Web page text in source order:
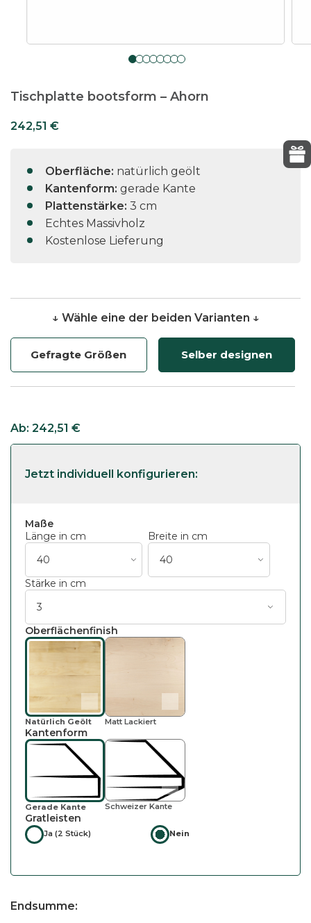
Tischplatte bootsform – Ahorn
242,51 €
Oberfläche: natürlich geölt
Kantenform: gerade Kante
Plattenstärke: 3 cm
Echtes Massivholz
Kostenlose Lieferung
↓ Wähle eine der beiden Varianten ↓
Gefragte Größen Selber designen
Ab: 242,51 €
Maße
Länge in cm
Breite in cm
Stärke in cm
Oberflächenfinish
Natürlich Geölt Matt Lackiert
Kantenform
Gerade Kante Schweizer Kante
Gratleisten
Ja (2 Stück) Nein
Endsumme